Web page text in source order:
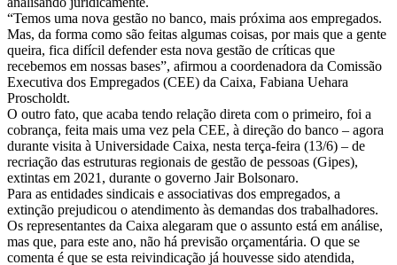
“Temos uma nova gestão no banco, mais próxima aos empregados.
Mas, da forma como são feitas algumas coisas, por mais que a gente
queira, fica difícil defender esta nova gestão de críticas que
recebemos em nossas bases”, afirmou a coordenadora da Comissão
Executiva dos Empregados (CEE) da Caixa, Fabiana Uehara
Proscholdt.
O outro fato, que acaba tendo relação direta com o primeiro, foi a
cobrança, feita mais uma vez pela CEE, à direção do banco – agora
durante visita à Universidade Caixa, nesta terça-feira (13/6) – de
recriação das estruturas regionais de gestão de pessoas (Gipes),
extintas em 2021, durante o governo Jair Bolsonaro.
Para as entidades sindicais e associativas dos empregados, a
extinção prejudicou o atendimento às demandas dos trabalhadores.
Os representantes da Caixa alegaram que o assunto está em análise,
mas que, para este ano, não há previsão orçamentária. O que se
comenta é que se esta reivindicação já houvesse sido atendida,